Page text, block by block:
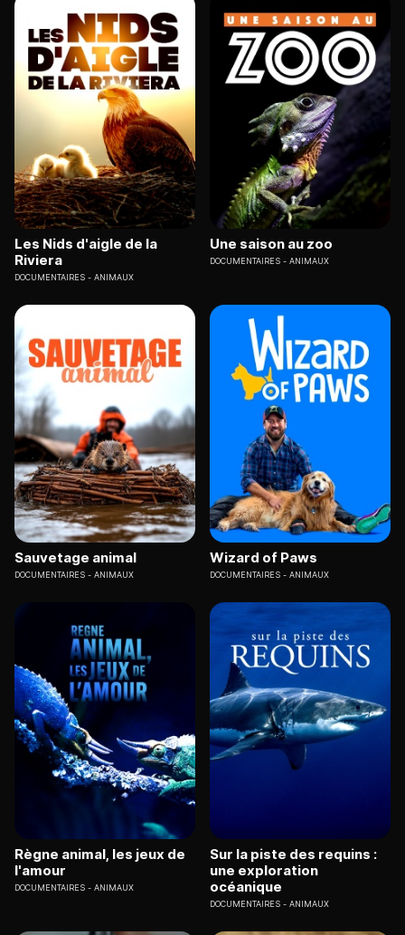
Les Nids d'aigle de la
Riviera
DOCUMENTAIRES ANIMAUX
Une saison au zoo
DOCUMENTAIRES ANIMAUX
Sauvetage animal
DOCUMENTAIRES ANIMAUX
Wizard of Paws
DOCUMENTAIRES ANIMAUX
Règne animal, les jeux de
l'amour
DOCUMENTAIRES ANIMAUX
Sur la piste des requins :
une exploration
océanique
DOCUMENTAIRES ANIMAUX